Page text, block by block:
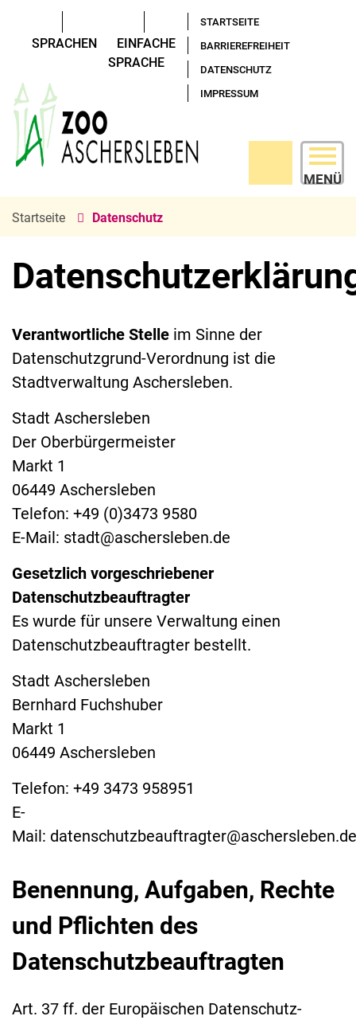
SPRACHEN
EINFACHE
SPRACHE
STARTSEITE
BARRIEREFREIHEIT
DATENSCHUTZ
IMPRESSUM
MENÜ
Startseite Datenschutz
Verantwortliche Stelle im Sinne der
Datenschutzgrund-Verordnung ist die
Stadtverwaltung Aschersleben.
Stadt Aschersleben
Der Oberbürgermeister
Markt 1
06449 Aschersleben
Telefon: +49 (0)3473 9580
E-Mail: stadt@aschersleben.de
Gesetzlich vorgeschriebener
Datenschutzbeauftragter
Es wurde für unsere Verwaltung einen
Datenschutzbeauftragter bestellt.
Stadt Aschersleben
Bernhard Fuchshuber
Markt 1
06449 Aschersleben
Telefon: +49 3473 958951
E-
Mail:
Benennung, Aufgaben, Rechte
und Pflichten des
Datenschutzbeauftragten
Art. 37 ff. der Europäischen Datenschutz-